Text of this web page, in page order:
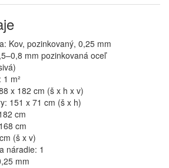
Kov, pozinkovaný, 0,25 mm
mm pozinkovaná oceľ
m²
x 182 cm (š x h x v)
151 x 71 cm (š x h)
cm
cm
(š x v)
náradie: 1
mm